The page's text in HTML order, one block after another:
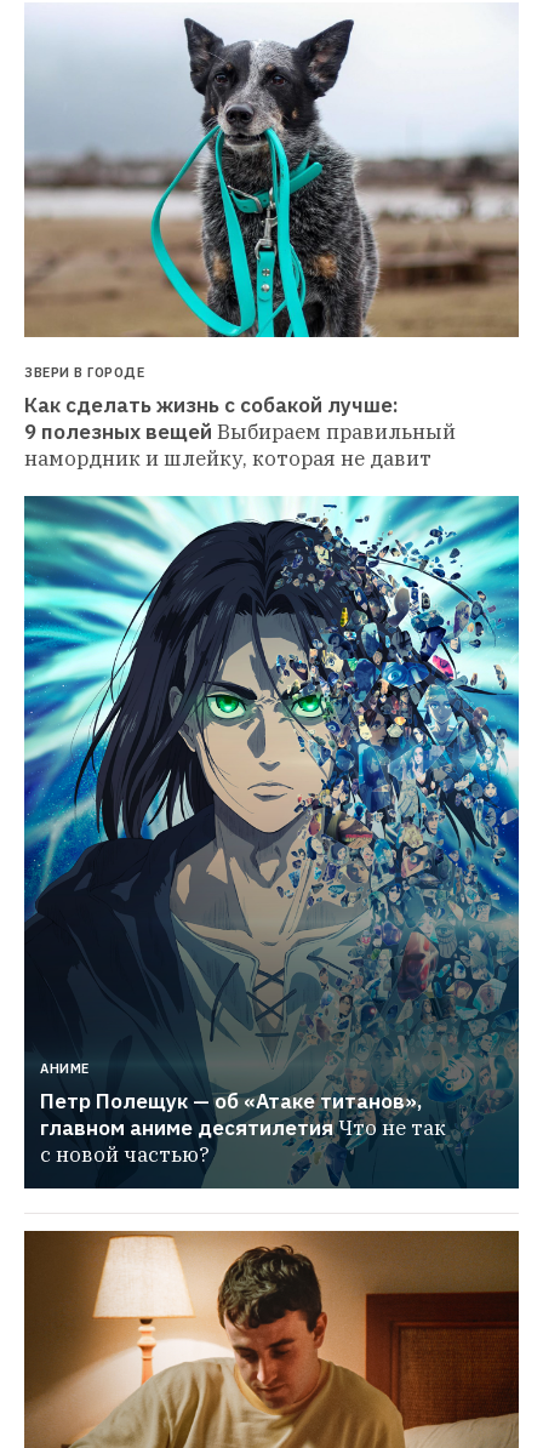
ЗВЕРИ В ГОРОДЕ
Как сделать жизнь с собакой лучше:
9 полезных вещей Выбираем правильный
намордник и шлейку, которая не давит
АНИМЕ
Петр Полещук — об «Атаке титанов»,
главном аниме десятилетияЧто не так
с новой частью?